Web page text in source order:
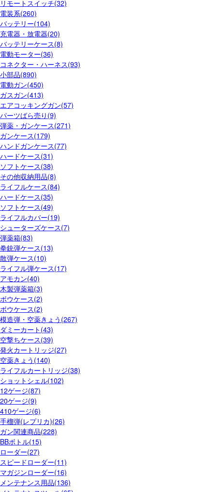
リモートスイッチ(32)
電装系(260)
バッテリー(104)
充電器・放電器(20)
バッテリーケース(8)
電動モーター(36)
コネクター・ハーネス(93)
小部品(890)
電動ガン(450)
ガスガン(413)
エアコッキングガン(57)
パーツばら売り(9)
弾薬・ガンケース(271)
ガンケース(179)
ハンドガンケース(77)
ハードケース(31)
ソフトケース(38)
その他収納用品(8)
ライフルケース(84)
ハードケース(35)
ソフトケース(49)
ライフルカバー(19)
シューターズケース(7)
弾薬箱(83)
拳銃弾ケース(13)
散弾ケース(10)
ライフル弾ケース(17)
アモカン(40)
木製弾薬箱(3)
ボウケース(2)
ボウケース(2)
模造弾・空薬きょう(267)
ダミーカート(43)
空撃ちケース(39)
発火カートリッジ(27)
空薬きょう(140)
ライフルカートリッジ(38)
ショットシェル(102)
12ゲージ(87)
20ゲージ(9)
410ゲージ(6)
手榴弾(レプリカ)(26)
ガン関連商品(228)
BBボトル(15)
ローダー(27)
スピードローダー(11)
マガジンローダー(16)
メンテナンス用品(136)